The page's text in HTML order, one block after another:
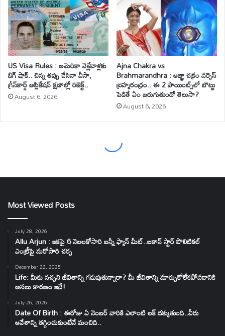
Most Viewed Posts
July 28, 2026
Allu Arjun : ఇకపై 6 నెలలకోసారి బన్నీ ఫ్యాన్ మీట్..ఐకాన్ స్టార్ పొలిటికల్
ఎంట్రీపై మరోసారి చర్చ
December 22, 2025
Life: మీకు నచ్చని జీవితాన్ని గడుపుతున్నారా? మీ జీవితాన్ని మార్చుకోలేకపోవడానికి
అసలు కారణం ఇదే!
July 26, 2026
Date Of Birth : ఈరోజు ఏ నెంబర్ వారికి ఎలాంటి లక్ దక్కుతుంది..వీరు
ఆవేశాన్ని తగ్గించుకుంటేనే మంచిది..